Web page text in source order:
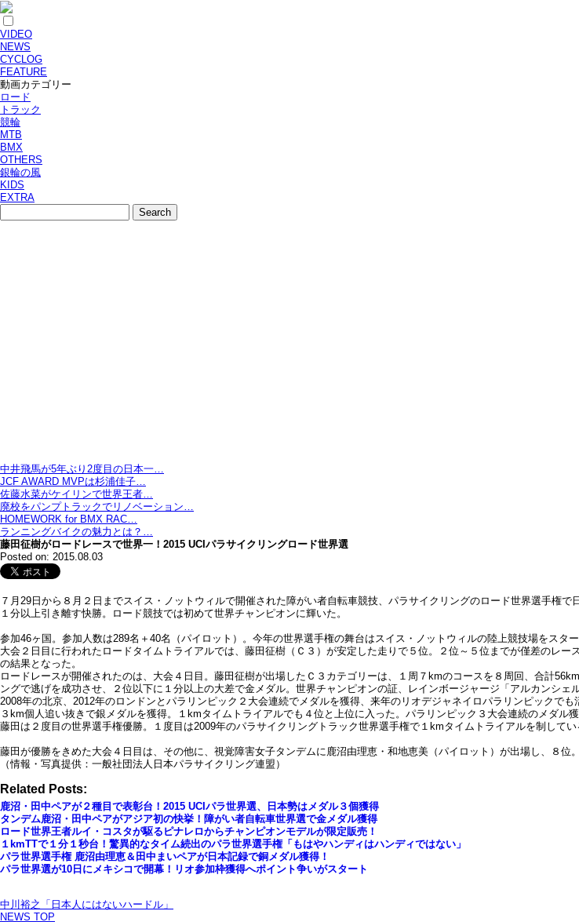
VIDEO
NEWS
CYCLOG
FEATURE
動画カテゴリー
ロード
トラック
競輪
MTB
BMX
OTHERS
銀輪の風
KIDS
EXTRA
中井飛馬が5年ぶり2度目の日本一…
JCF AWARD MVPは杉浦佳子…
佐藤水菜がケイリンで世界王者…
廃校をパンプトラックでリノベーション…
HOMEWORK for BMX RAC…
ランニングバイクの魅力とは？…
藤田征樹がロードレースで世界一！2015 UCIパラサイクリングロード世界選
Posted on: 2015.08.03
７月29日から８月２日までスイス・ノットウィルで開催された障がい者自転車競技、パラサイクリングのロード世界選手権
１分以上引き離す快勝。ロード競技では初めて世界チャンピオンに輝いた。
参加46ヶ国。参加人数は289名＋40名（パイロット）。今年の世界選手権の舞台はスイス・ノットウィルの陸上競技場をスタ
大会２日目に行われたロードタイムトライアルでは、藤田征樹（Ｃ３）が安定した走りで５位。２位～５位までが僅差のレ
の結果となった。
ロードレースが開催されたのは、大会４日目。藤田征樹が出場したＣ３カテゴリーは、１周７kmのコースを８周回、合計
ングで逃げを成功させ、２位以下に１分以上の大差で金メダル。世界チャンピオンの証、レインボージャージ「アルカンシェ
2008年の北京、2012年のロンドンとパラリンピック２大会連続でメダルを獲得、来年のリオデジャネイロパラリンピックで
３km個人追い抜きで銀メダルを獲得。１kmタイムトライアルでも４位と上位に入った。パラリンピック３大会連続のメダル
藤田は２度目の世界選手権優勝。１度目は2009年のパラサイクリングトラック世界選手権で１kmタイムトライアルを制してい
藤田が優勝をきめた大会４日目は、その他に、視覚障害女子タンデムに鹿沼由理恵・和地恵美（パイロット）が出場し、８
（情報・写真提供：一般社団法人日本パラサイクリング連盟）
Related Posts:
鹿沼・田中ペアが２種目で表彰台！2015 UCIパラ世界選、日本勢はメダル３個獲得
タンデム鹿沼・田中ペアがアジア初の快挙！障がい者自転車世界選で金メダル獲得
ロード世界王者ルイ・コスタが駆るピナレロからチャンピオンモデルが限定販売！
１kmTTで１分１秒台！驚異的なタイム続出のパラ世界選手権「もはやハンディはハンディではない」
パラ世界選手権 鹿沼由理恵＆田中まいペアが日本記録で銅メダル獲得！
パラ世界選が10日にメキシコで開幕！リオ参加枠獲得へポイント争いがスタート
中川裕之「日本人にはないハードル」
NEWS TOP